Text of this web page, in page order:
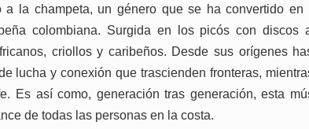
a la champeta, un género que se ha convertido
colombiana. Surgida en los picós con discos
criollos y caribeños. Desde sus orígenes
lucha y conexión que trascienden fronteras,
Es así como, generación tras generación, esta
de todas las personas en la costa.